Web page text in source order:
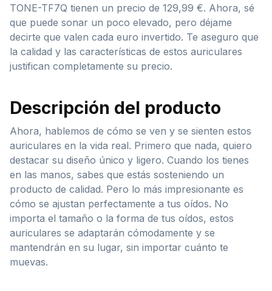
TONE-TF7Q tienen un precio de 129,99 €. Ahora, sé
que puede sonar un poco elevado, pero déjame
decirte que valen cada euro invertido. Te aseguro que
la calidad y las características de estos auriculares
justifican completamente su precio.
Descripción del producto
Ahora, hablemos de cómo se ven y se sienten estos
auriculares en la vida real. Primero que nada, quiero
destacar su diseño único y ligero. Cuando los tienes
en las manos, sabes que estás sosteniendo un
producto de calidad. Pero lo más impresionante es
cómo se ajustan perfectamente a tus oídos. No
importa el tamaño o la forma de tus oídos, estos
auriculares se adaptarán cómodamente y se
mantendrán en su lugar, sin importar cuánto te
muevas.